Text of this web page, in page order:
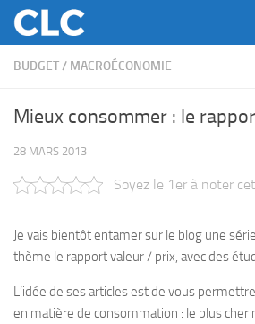
Skip to content
BUDGET/ MACROÉCONOMIE
Mieux consommer : le
28 MARS 2013
Soyez le 1er à noter
Je vais bientôt entamer sur le blog une
thème le rapport valeur / prix, avec des
L’idée de ses articles est de vous
en matière de consommation : le plus cher